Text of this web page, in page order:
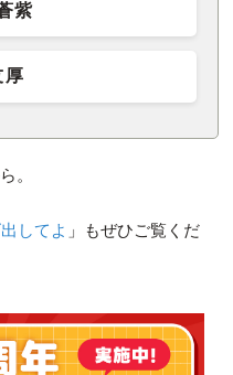
紫
厚
。
してよ 」もぜひご覧くだ